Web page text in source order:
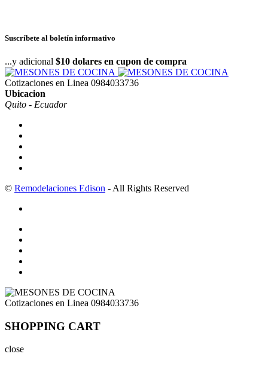
Suscríbete al boletín informativo
...y adicional $10 dolares en cupon de compra
Cotizaciones en Linea 0984033736
Ubicacion
Quito - Ecuador
© Remodelaciones Edison - All Rights Reserved
Cotizaciones en Linea 0984033736
SHOPPING CART
close